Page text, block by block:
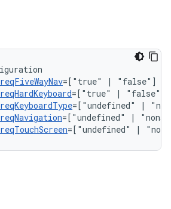
reqFiveWayNav=["true" |
reqHardKeyboard=["true" |
reqKeyboardType=["undefined" |
reqNavigation=["undefined" |
reqTouchScreen=["undefined" |